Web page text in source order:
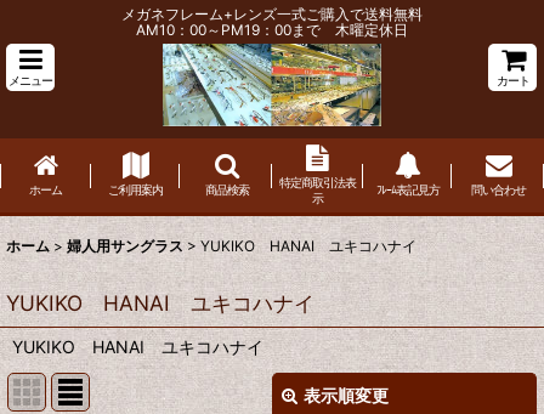
メガネフレーム+レンズ一式ご購入で送料無料
AM10：00～PM19：00まで 木曜定休日
メニュー カート
ホーム ご利用案内 商品検索
特定商取引法表
示
ﾌﾚｰﾑ表記見方 問い合わせ
ホーム > 婦人用サングラス > YUKIKO HANAI ユキコハナイ
YUKIKO HANAI ユキコハナイ
YUKIKO HANAI ユキコハナイ
表示順変更